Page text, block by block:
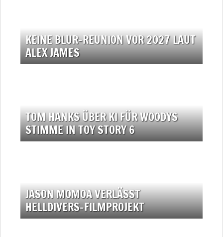
KEINE BLUR-REUNION VOR 2027 LAUT
ALEX JAMES
TOM HANKS ÜBER KI FÜR WOODYS
STIMME IN TOY STORY 6
JASON MOMOA VERLÄSST
HELLDIVERS-FILMPROJEKT